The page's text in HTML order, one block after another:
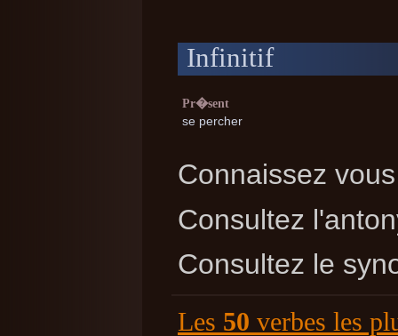
Infinitif
Pr�sent
se percher
Connaissez
Consultez
Consultez le
Les 50 verbes les